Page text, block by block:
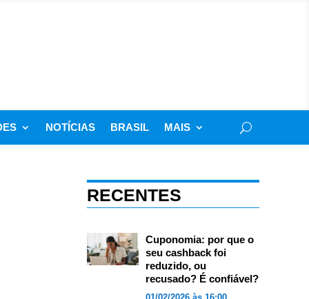
NOTÍCIAS BRASIL MAIS
RECENTES
Cuponomia: por que o
seu cashback foi
reduzido, ou
recusado? É confiável?